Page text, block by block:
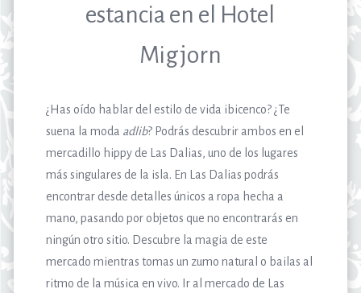
estancia en el Hotel
Migjorn
¿Has oído hablar del estilo de vida ibicenco? ¿Te
suena la moda adlib? Podrás descubrir ambos en el
mercadillo hippy de Las Dalias, uno de los lugares
más singulares de la isla. En Las Dalias podrás
encontrar desde detalles únicos a ropa hecha a
mano, pasando por objetos que no encontrarás en
ningún otro sitio. Descubre la magia de este
mercado mientras tomas un zumo natural o bailas al
ritmo de la música en vivo. Ir al mercado de Las